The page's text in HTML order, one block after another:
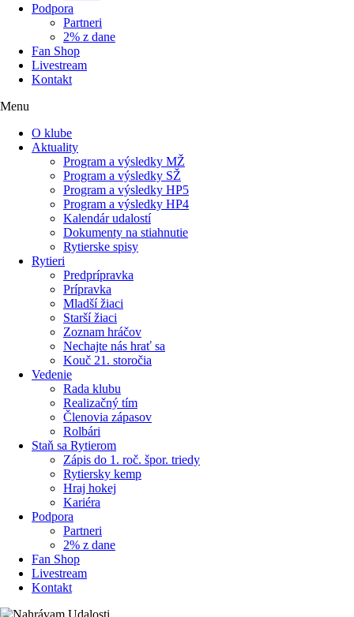
Podpora
Partneri
2% z dane
Fan Shop
Livestream
Kontakt
Menu
O klube
Aktuality
Program a výsledky MŽ
Program a výsledky SŽ
Program a výsledky HP5
Program a výsledky HP4
Kalendár udalostí
Dokumenty na stiahnutie
Rytierske spisy
Rytieri
Predprípravka
Prípravka
Mladší žiaci
Starší žiaci
Zoznam hráčov
Nechajte nás hrať sa
Kouč 21. storočia
Vedenie
Rada klubu
Realizačný tím
Členovia zápasov
Rolbári
Staň sa Rytierom
Zápis do 1. roč. špor. triedy
Rytiersky kemp
Hraj hokej
Kariéra
Podpora
Partneri
2% z dane
Fan Shop
Livestream
Kontakt